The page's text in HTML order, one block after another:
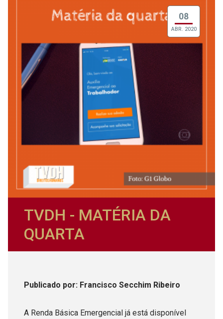
08
ABR. 2020
TVDH - MATÉRIA DA
QUARTA
Publicado por: Francisco Secchim Ribeiro
A Renda Básica Emergencial já está disponível